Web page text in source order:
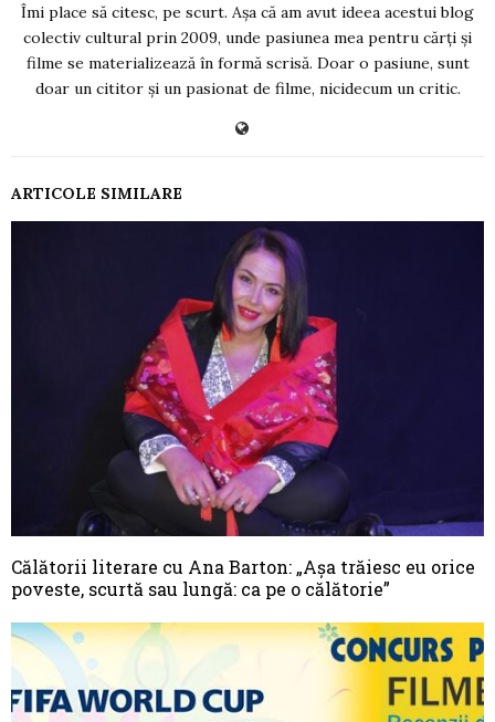
Îmi place să citesc, pe scurt. Așa că am avut ideea acestui blog
colectiv cultural prin 2009, unde pasiunea mea pentru cărți și
filme se materializează în formă scrisă. Doar o pasiune, sunt
doar un cititor și un pasionat de filme, nicidecum un critic.
ARTICOLE SIMILARE
Călătorii literare cu Ana Barton: „Așa trăiesc eu orice
poveste, scurtă sau lungă: ca pe o călătorie”